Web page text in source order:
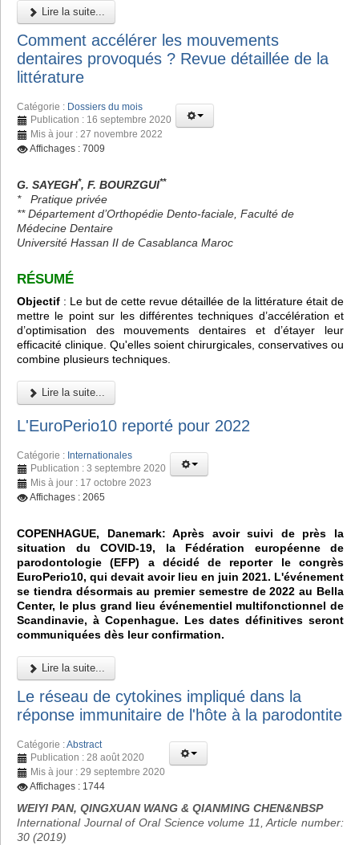
Lire la suite...
Comment accélérer les mouvements
dentaires provoqués ? Revue détaillée de la
littérature
Catégorie : Dossiers du mois
Publication : 16 septembre 2020
Mis à jour : 27 novembre 2022
Affichages : 7009
G. SAYEGH*, F. BOURZGUI**
*
Pratique privée
** Département d’Orthopédie Dento-faciale, Faculté de
Médecine Dentaire
Université Hassan II de Casablanca Maroc
RÉSUMÉ
Objectif : Le but de cette revue détaillée de la littérature était de
mettre le point sur les différentes techniques d’accélération et
d’optimisation des mouvements dentaires et d’étayer leur
efficacité clinique. Qu'elles soient chirurgicales, conservatives ou
combine plusieurs techniques.
Lire la suite...
L'EuroPerio10 reporté pour 2022
Catégorie : Internationales
Publication : 3 septembre 2020
Mis à jour : 17 octobre 2023
Affichages : 2065
COPENHAGUE, Danemark: Après avoir suivi de près la
situation du COVID-19, la Fédération européenne de
parodontologie (EFP) a décidé de reporter le congrès
EuroPerio10, qui devait avoir lieu en juin 2021. L'événement
se tiendra désormais au premier semestre de 2022 au Bella
Center, le plus grand lieu événementiel multifonctionnel de
Scandinavie, à Copenhague. Les dates définitives seront
communiquées dès leur confirmation.
Lire la suite...
Le réseau de cytokines impliqué dans la
réponse immunitaire de l'hôte à la parodontite
Catégorie :Abstract
Publication : 28 août 2020
Mis à jour : 29 septembre 2020
Affichages : 1744
WEIYI PAN, QINGXUAN WANG & QIANMING CHEN&NBSP
International Journal of Oral Science volume 11, Article number:
30 (2019)